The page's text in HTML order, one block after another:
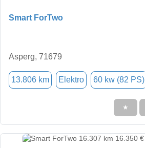
Smart ForTwo
Asperg, 71679
13.806 km Elektro 60 kw (82 PS)
★